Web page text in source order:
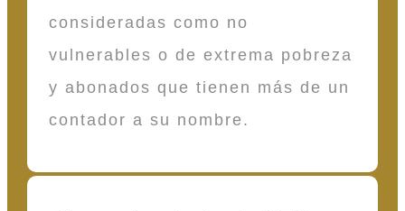
consideradas como no
vulnerables o de extrema pobreza
y abonados que tienen más de un
contador a su nombre.